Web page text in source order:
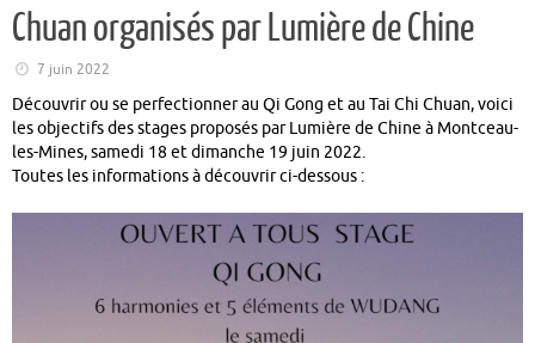
Chuan organisés par Lumière de Chine
7 juin 2022
Découvrir ou se perfectionner au Qi Gong et au Tai Chi Chuan, voici
les objectifs des stages proposés par Lumière de Chine à Montceau-
les-Mines, samedi 18 et dimanche 19 juin 2022.
Toutes les informations à découvrir ci-dessous :